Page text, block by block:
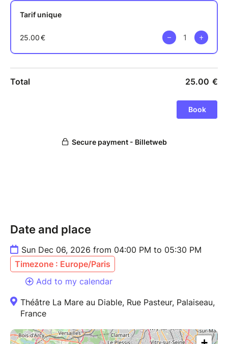
Date and place
Sun Dec 06, 2026 from 04:00 PM to 05:30 PM
Timezone : Europe/Paris
Add to my calendar
Théâtre La Mare au Diable, Rue Pasteur, Palaiseau,
France